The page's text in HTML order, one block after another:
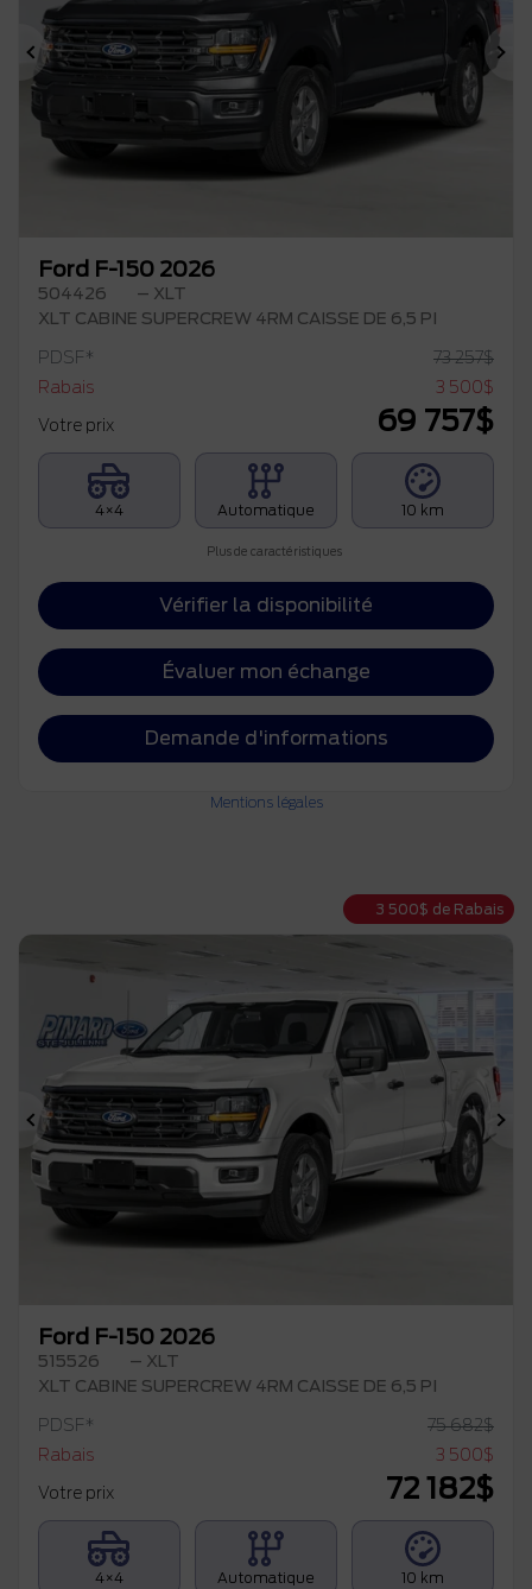
Précédent
Ford F-150 2026
504426
– XLT
XLT CABINE SUPERCREW 4RM CAISSE DE 6,5 PI
PDSF* 73 257$
Rabais
3 500$
Votre prix
69 757$
4×4 Automatique 10 km
Plus de caractéristiques
Vérifier la disponibilité
Évaluer mon échange
Demande d'informations
Mentions légales
3 500$ de Rabais
Précédent
Ford F-150 2026
515526
– XLT
XLT CABINE SUPERCREW 4RM CAISSE DE 6,5 PI
PDSF* 75 682$
Rabais
3 500$
Votre prix
72 182$
4×4 Automatique 10 km